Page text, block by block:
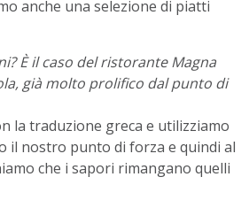
anche una selezione di piatti
È il caso del ristorante Magna
già molto prolifico dal punto di
la traduzione greca e utilizziamo
il nostro punto di forza e quindi al
che i sapori rimangano quelli